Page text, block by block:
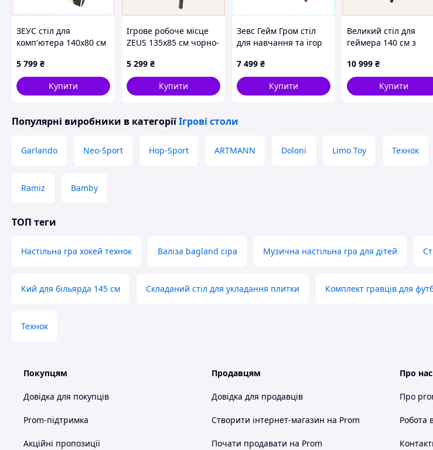
ЗЕУС стіл для
комп'ютера 140х80 см
64530P23E
5 799 ₴
Купити
Ігрове робоче місце
ZEUS 135х85 см чорно-
5 299 ₴
Купити
Зевс Гейм Гром стіл
для навчання та ігор
7 499 ₴
Купити
Великий стіл для
геймера 140 см з
7AC7669C80
10 999 ₴
Купити
Популярні виробники в категоріїІгрові столи
Garlando Neo-Sport Hop-Sport ARTMANN Doloni Limo Toy Технок
Ramiz Bamby
ТОП теги
Настільна гра хокей технок Валіза bagland сіра Музична настільна гра для дітей
Кий для більярда 145 см Складаний стіл для укладання плитки Комплект гравців для
Технок
Покупцям
Довідка для покупців
Prom-підтримка
Акційні пропозиції
Продавцям
Довідка для продавців
Створити інтернет-магазин на Prom
Почати продавати на Prom
Про нас
Про
Робота